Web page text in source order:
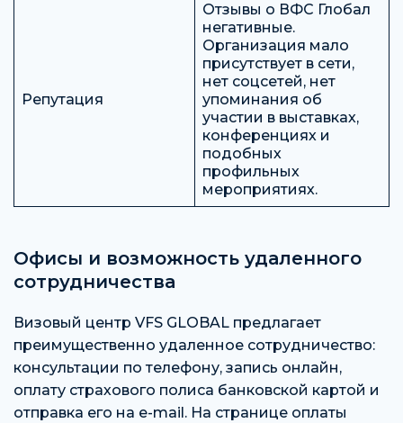
Репутация
Отзывы о ВФС Глобал
негативные.
Организация мало
присутствует в сети,
нет соцсетей, нет
упоминания об
участии в выставках,
конференциях и
подобных
профильных
мероприятиях.
Офисы и возможность удаленного
сотрудничества
Визовый центр VFS GLOBAL предлагает
преимущественно удаленное сотрудничество:
консультации по телефону, запись онлайн,
оплату страхового полиса банковской картой и
отправка его на e-mail. На странице оплаты